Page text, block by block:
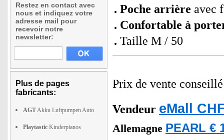
Restez en contact avec
nous et indiquez votre
adresse mail pour
recevoir notre
newsletter:
Plus de pages
fabricants:
AGTAkku Luftpumpen Auto
Playtastic Kinderpianos
Poche arrière avec
Confortable à
Taille M / 50
Prix de vente
Vendeur eMall
Allemagne PEARL €